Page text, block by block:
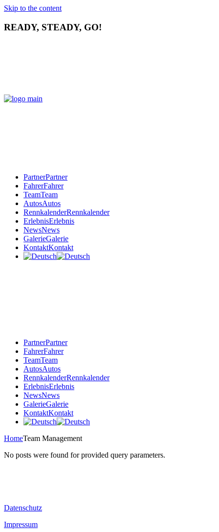
Skip to the content
READY, STEADY, GO!
PartnerPartner
FahrerFahrer
TeamTeam
AutosAutos
RennkalenderRennkalender
ErlebnisErlebnis
NewsNews
GalerieGalerie
KontaktKontakt
PartnerPartner
FahrerFahrer
TeamTeam
AutosAutos
RennkalenderRennkalender
ErlebnisErlebnis
NewsNews
GalerieGalerie
KontaktKontakt
HomeTeam Management
No posts were found for provided query parameters.
Datenschutz
Impressum